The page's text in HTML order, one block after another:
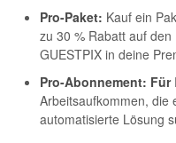
Pro-Paket: Kauf ein
zu 30 % Rabatt auf
GUESTPIX in deine
Pro-Abonnement: Für
Arbeitsaufkommen, die
automatisierte Lösung